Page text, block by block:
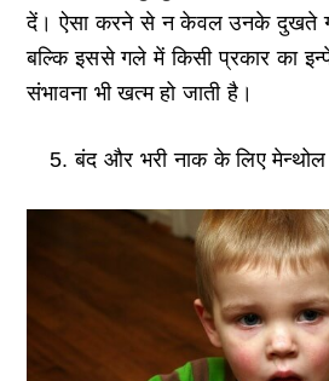
दें। ऐसा करने से न केवल उनके दुखते
बल्कि इससे गले में किसी प्रकार का
संभावना भी खत्म हो जाती है।
बंद और भरी नाक के लिए